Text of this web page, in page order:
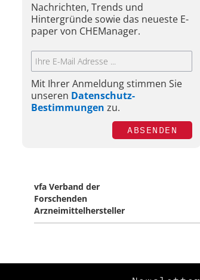
Nachrichten, Trends und
Hintergründe sowie das neueste E-
paper von CHEManager.
Mit Ihrer Anmeldung stimmen Sie
unseren Datenschutz-
Bestimmungen zu.
ABSENDEN
vfa Verband der
Forschenden
Arzneimittelhersteller